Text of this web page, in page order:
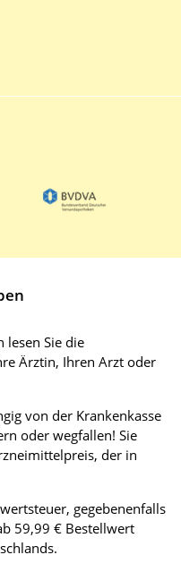
lesen Sie die
Ärztin, Ihren Arzt oder
von der Krankenkasse
oder wegfallen! Sie
der in
gegebenenfalls
59,99 € Bestellwert